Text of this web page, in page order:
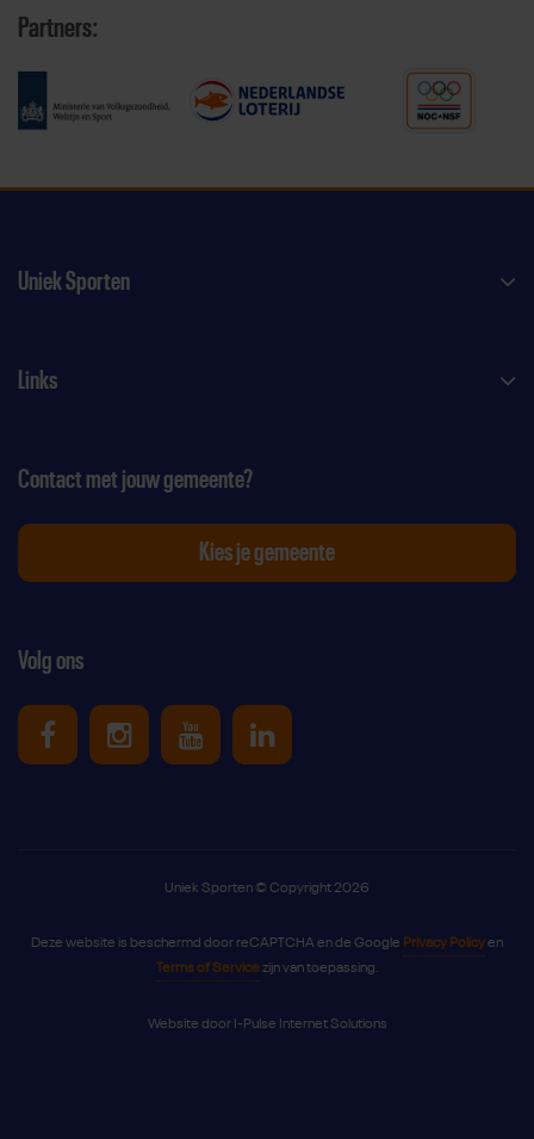
Partners:
Uniek Sporten
Links
Volg ons
Uniek Sporten op Facebook
Uniek Sporten op Instagram
Uniek Sporten op Youtube
Uniek Sporten op
Contact met jouw gemeente?
Kies je gemeente
Uniek Sporten © Copyright 2026
Deze website is beschermd door reCAPTCHA en de Google Privacy Policyen
Terms of Servicezijn van toepassing.
Website door I-Pulse Internet Solutions